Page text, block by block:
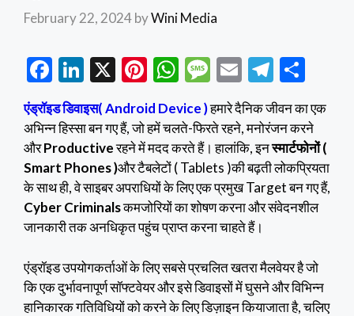
February 22, 2024byWini Media
F
ac
e
b
o
o
k
Li
ke
dI
n
X
Pi
nt
er
es
t
W
h
at
s
A
p
p
M
es
sa
g
e
E
m
ai
l
T
el
e
gr
a
m
ar
e
एंड्रॉइड डिवाइस( Android Device )हमारे दैनिक जीवन का एक
अभिन्न हिस्सा बन गए हैं, जो हमें चलते-फिरते रहने, मनोरंजन करने
औरProductiveरहने में मदद करते हैं। हालांकि, इनस्मार्टफोनों (
Smart Phones )और टैबलेटों ( Tablets )की बढ़ती लोकप्रियता
के साथ ही, वे साइबर अपराधियों के लिए एक प्रमुख Target बन गए हैं,
Cyber Criminalsकमजोरियों का शोषण करना और संवेदनशील
जानकारी तक अनधिकृत पहुंच प्राप्त करना चाहते हैं।
एंड्रॉइड उपयोगकर्ताओं के लिए सबसे प्रचलित खतरा मैलवेयर है जो
कि एक दुर्भावनापूर्ण सॉफ्टवेयर और इसे डिवाइसों में घुसने और विभिन्न
हानिकारक गतिविधियों को करने के लिए डिज़ाइन कियाजाता है, चलिए